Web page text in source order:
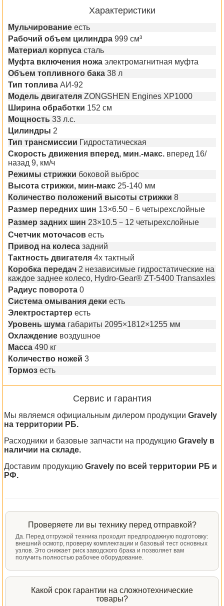
Характеристики
Мульчирование есть
Рабочий объем цилиндра 999 см³
Материал корпуса сталь
Муфта включения ножа электромагнитная муфта
Объем топливного бака 38 л
Тип топлива АИ-92
Модель двигателя ZONGSHEN Engines XP1000
Ширина обработки 152 см
Мощность 33 л.с.
Цилиндры 2
Тип трансмиссии Гидростатическая
Скорость движения вперед, мин.-макс. вперед 16/
назад 9, км/ч
Режимы стрижки боковой выброс
Высота стрижки, мин-макс 25-140 мм
Количество положений высоты стрижки 8
Размер передних шин 13×6.50－6 четырехслойные
Размер задних шин 23×10.5－12 четырехслойные
Счетчик моточасов есть
Привод на колеса задний
Тактность двигателя 4х тактный
Коробка передач 2 независимые гидростатические на
каждое заднее колесо, Hydro-Gear® ZT-5400 Transaxles
Радиус поворота 0
Система омывания деки есть
Электростартер есть
Уровень шума габариты 2095×1812×1255 мм
Охлаждение воздушное
Масса 490 кг
Количество ножей 3
Тормоз есть
Сервис и гарантия
Мы являемся официальным дилером продукции Gravely
на территории РБ.
Расходники и базовые запчасти на продукцию Gravely в
наличии на складе.
Доставим продукцию Gravely по всей территории РБ и
РФ.
Проверяете ли вы технику перед отправкой?
Да. Перед отгрузкой техника проходит предпродажную подготовку:
внешний осмотр, проверку комплектации и базовый тест основных
узлов. Это снижает риск заводского брака и позволяет вам
получить полностью рабочее оборудование.
Какой срок гарантии на сложнотехнические
товары?